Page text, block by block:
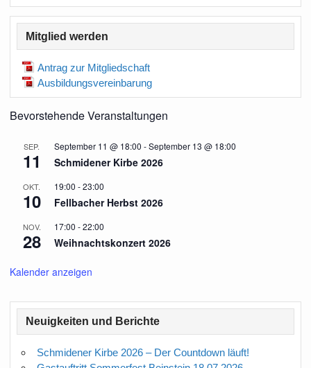
Mitglied werden
Antrag zur Mitgliedschaft
Ausbildungsvereinbarung
Bevorstehende Veranstaltungen
SEP.
11
September 11 @ 18:00 -September 13 @ 18:00
Schmidener Kirbe 2026
OKT.
10
19:00 -23:00
Fellbacher Herbst 2026
NOV.
28
17:00 -22:00
Weihnachtskonzert 2026
Kalender anzeigen
Neuigkeiten und Berichte
Schmidener Kirbe 2026 – Der Countdown läuft!